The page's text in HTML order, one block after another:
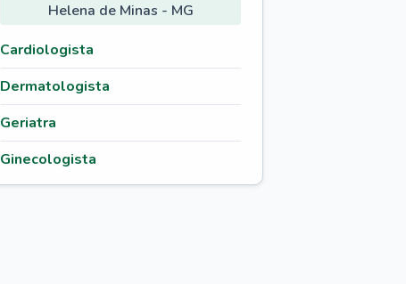
Helena de Minas - MG
Cardiologista
Dermatologista
Geriatra
Ginecologista